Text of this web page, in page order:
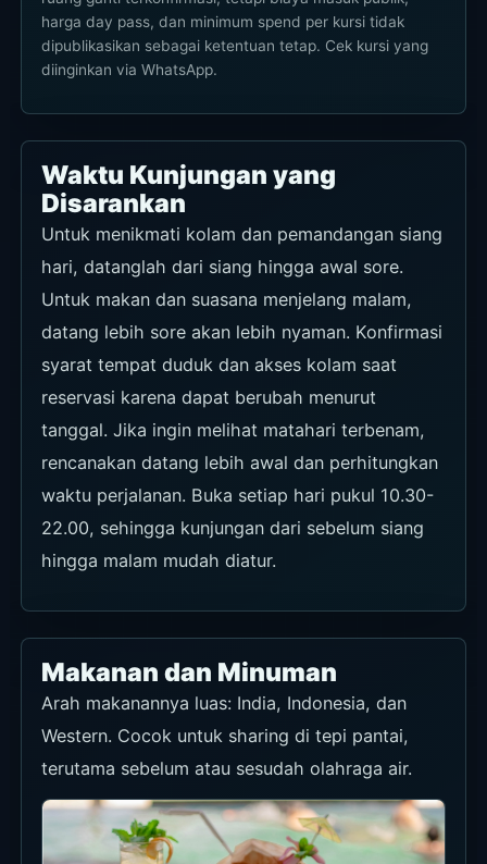
harga day pass, dan minimum spend per kursi tidak
dipublikasikan sebagai ketentuan tetap. Cek kursi yang
diinginkan via WhatsApp.
Waktu Kunjungan yang
Disarankan
Untuk menikmati kolam dan pemandangan siang
hari, datanglah dari siang hingga awal sore.
Untuk makan dan suasana menjelang malam,
datang lebih sore akan lebih nyaman. Konfirmasi
syarat tempat duduk dan akses kolam saat
reservasi karena dapat berubah menurut
tanggal. Jika ingin melihat matahari terbenam,
rencanakan datang lebih awal dan perhitungkan
waktu perjalanan. Buka setiap hari pukul 10.30-
22.00, sehingga kunjungan dari sebelum siang
hingga malam mudah diatur.
Makanan dan Minuman
Arah makanannya luas: India, Indonesia, dan
Western. Cocok untuk sharing di tepi pantai,
terutama sebelum atau sesudah olahraga air.